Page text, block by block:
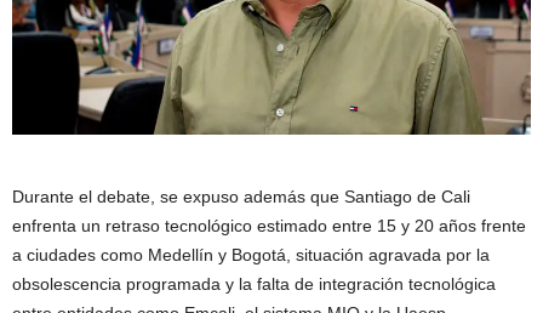
Durante el debate, se expuso además que Santiago de Cali
enfrenta un retraso tecnológico estimado entre 15 y 20 años frente
a ciudades como Medellín y Bogotá, situación agravada por la
obsolescencia programada y la falta de integración tecnológica